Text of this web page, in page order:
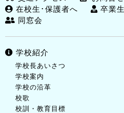
在校生･保護者へ
卒業
同窓会
学校紹介
学校長あいさつ
学校案内
学校の沿革
校歌
校訓・教育目標